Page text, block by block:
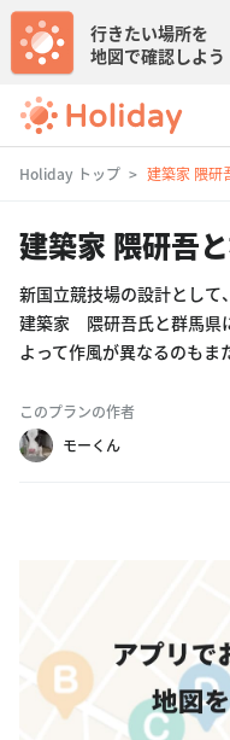
行きたい場所を
地図で確認しよう
Holiday トップ 建築家 隈研
建築家 隈研吾
新国立競技場の設計として
建築家 隈研吾氏と群馬県
よって作風が異なるのもま
このプランの作者
モーくん